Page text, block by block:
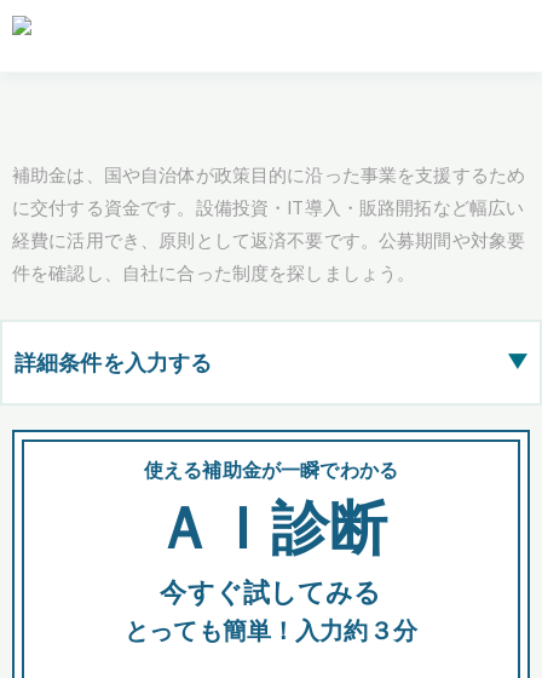
補助金は、国や自治体が政策目的に沿った事業を支援するため
に交付する資金です。設備投資・IT導入・販路開拓など幅広い
経費に活用でき、原則として返済不要です。公募期間や対象要
件を確認し、自社に合った制度を探しましょう。
詳細条件を入力する ▶
都道府県
全国の検索結果を含めて表示
助成金 融資 出資
使える補助金が一瞬でわかる
ＡＩ診断
今すぐ試してみる
とっても簡単！入力約３分